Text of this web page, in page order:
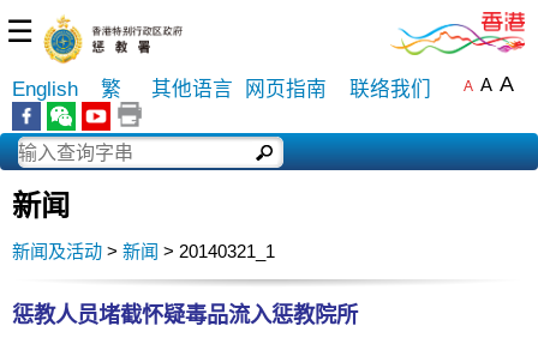
☰
English 繁 其他语言 网页指南 联络我们 A A A
新闻
新闻及活动 > 新闻 > 20140321_1
惩教人员堵截怀疑毒品流入惩教院所